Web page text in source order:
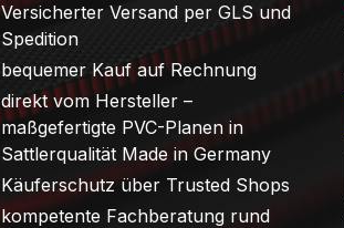
Versicherter Versand per GLS und
Spedition
bequemer Kauf auf Rechnung
direkt vom Hersteller –
maßgefertigte PVC-Planen in
Sattlerqualität Made in Germany
Käuferschutz über Trusted Shops
kompetente Fachberatung rund